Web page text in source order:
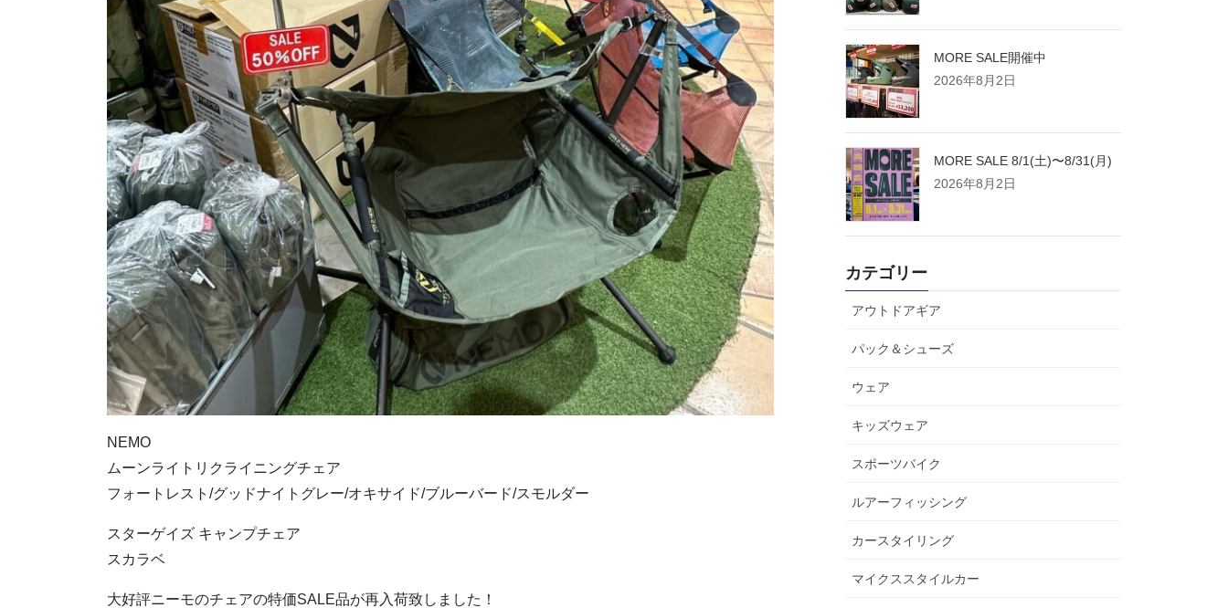
NEMO
ムーンライトリクライニングチェア
フォートレスト/グッドナイトグレー/オキサイド/ブルーバード/スモルダー
スターゲイズ キャンプチェア
スカラベ
大好評ニーモのチェアの特価SALE品が再入荷致しました！
MORE SALE開催中
2026年8月2日
MORE SALE 8/1(土)〜8/31(月)
2026年8月2日
カテゴリー
アウトドアギア
パック＆シューズ
ウェア
キッズウェア
スポーツバイク
ルアーフィッシング
カースタイリング
マイクススタイルカー